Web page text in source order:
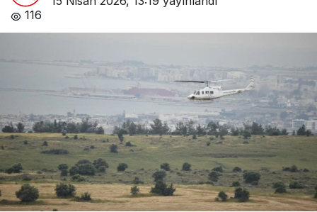
116